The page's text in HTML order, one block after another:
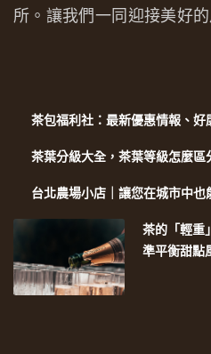
所。讓我們一同迎接美好的
茶包福利社：最新優惠情報、好
茶葉分級大全，茶葉等級怎麼區
台北農場小店｜讓您在城市中也
茶的「輕重
準平衡甜點